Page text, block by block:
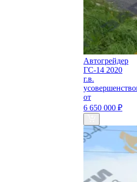
Автогрейдер
ГС-14 2020
г.в.
от
6 650 000 ₽